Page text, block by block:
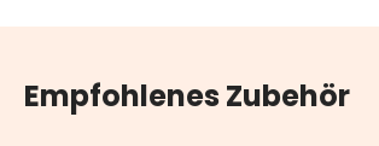
Empfohlenes Zubehör